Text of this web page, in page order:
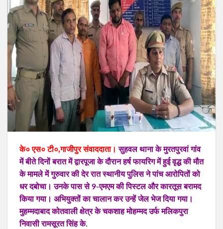
के० एस० टी०,गाजीपुर संवाददाता। सुहवल थाना के मुरतपुरवां गांव
में बीते दिनों बरात में द्वारपूजा के दौरान हर्ष फायरिग में हुई वृद्ध की मौत
के मामले में गुरुवार की देर रात स्थानीय पुलिस ने पांच आरोपितों को
धर दबोचा। उनके पास से 9-एमएम की पिस्टल और कारतूस बरामद
किया गया। अभियुक्तों का चालान कर उन्हें जेल भेज दिया गया।
मुहम्मदाबाद कोतवाली क्षेत्र के चकशाह मोहम्मद उर्फ मलिकपुरा
निवासी रामसूरत सिंह के.